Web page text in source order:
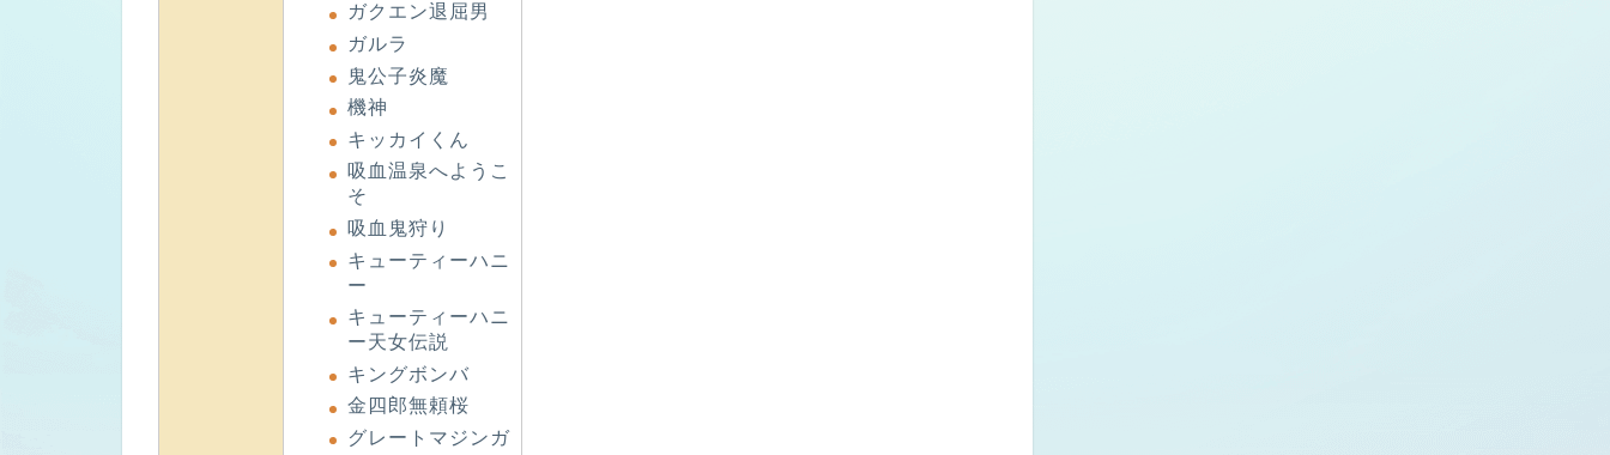
ガクエン退屈男
ガルラ
鬼公子炎魔
機神
キッカイくん
吸血温泉へようこ
そ
吸血鬼狩り
キューティーハニ
ー
キューティーハニ
ー天女伝説
キングボンバ
金四郎無頼桜
グレートマジンガ